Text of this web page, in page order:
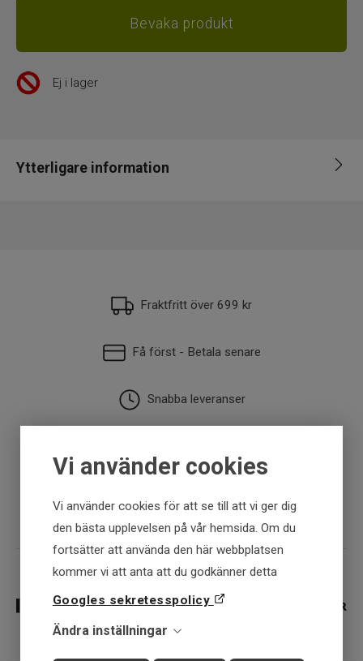
Vi använder cookies
Vi använder cookies för att se till att vi ger dig
den bästa upplevelsen på vår hemsida. Om du
fortsätter att använda den här webbplatsen
kommer vi att anta att du godkänner detta
Googles sekretesspolicy
Ändra inställningar
Ej i lager
Ytterligare information
Fraktfritt över 699 kr
Få först - Betala senare
Snabba leveranser